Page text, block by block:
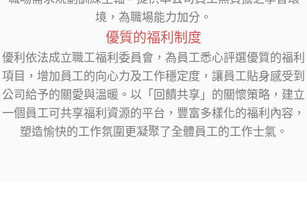
境，為職場能力加分。
優質的福利制度
優利依法成立職工福利委員會，為員工悉心評選優質的福利
項目，增加員工的向心力及工作穩定度，讓員工貼身感受到
公司給予的關愛與溫暖。以「回饋共享」的關懷策略，建立
一個員工可共享福利資源的平台，豐富多樣化的福利內容，
塑造愉快的工作氛圍更凝聚了全體員工的工作士氣。